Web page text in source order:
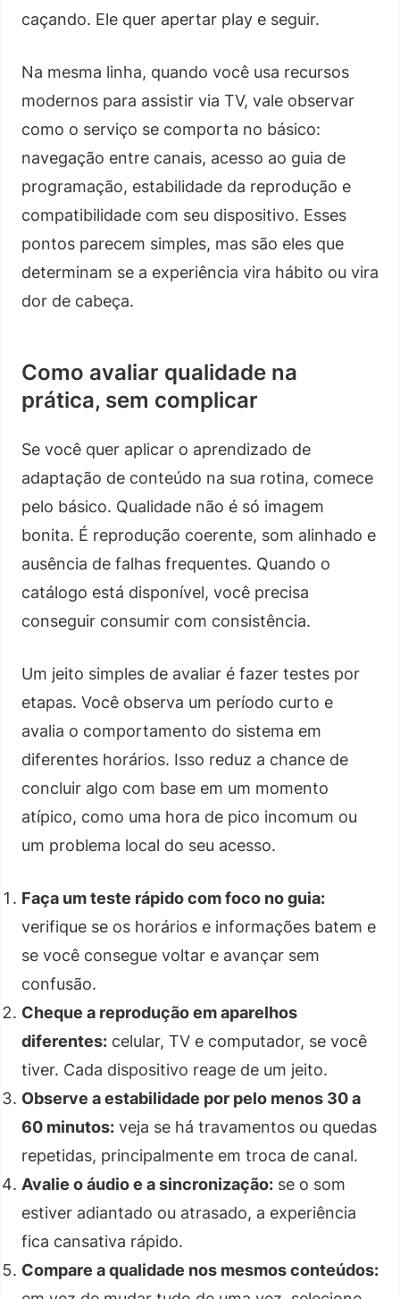
caçando. Ele quer apertar play e seguir.
Na mesma linha, quando você usa recursos
modernos para assistir via TV, vale observar
como o serviço se comporta no básico:
navegação entre canais, acesso ao guia de
programação, estabilidade da reprodução e
compatibilidade com seu dispositivo. Esses
pontos parecem simples, mas são eles que
determinam se a experiência vira hábito ou vira
dor de cabeça.
Como avaliar qualidade na
prática, sem complicar
Se você quer aplicar o aprendizado de
adaptação de conteúdo na sua rotina, comece
pelo básico. Qualidade não é só imagem
bonita. É reprodução coerente, som alinhado e
ausência de falhas frequentes. Quando o
catálogo está disponível, você precisa
conseguir consumir com consistência.
Um jeito simples de avaliar é fazer testes por
etapas. Você observa um período curto e
avalia o comportamento do sistema em
diferentes horários. Isso reduz a chance de
concluir algo com base em um momento
atípico, como uma hora de pico incomum ou
um problema local do seu acesso.
Faça um teste rápido com foco no guia:
verifique se os horários e informações batem e
se você consegue voltar e avançar sem
confusão.
Cheque a reprodução em aparelhos
diferentes: celular, TV e computador, se você
tiver. Cada dispositivo reage de um jeito.
Observe a estabilidade por pelo menos 30 a
60 minutos: veja se há travamentos ou quedas
repetidas, principalmente em troca de canal.
Avalie o áudio e a sincronização: se o som
estiver adiantado ou atrasado, a experiência
fica cansativa rápido.
Compare a qualidade nos mesmos conteúdos: